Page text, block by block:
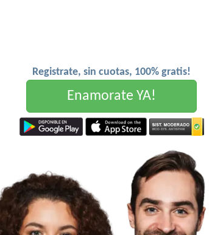
Registrate, sin cuotas, 100% gratis!
Enamorate YA!